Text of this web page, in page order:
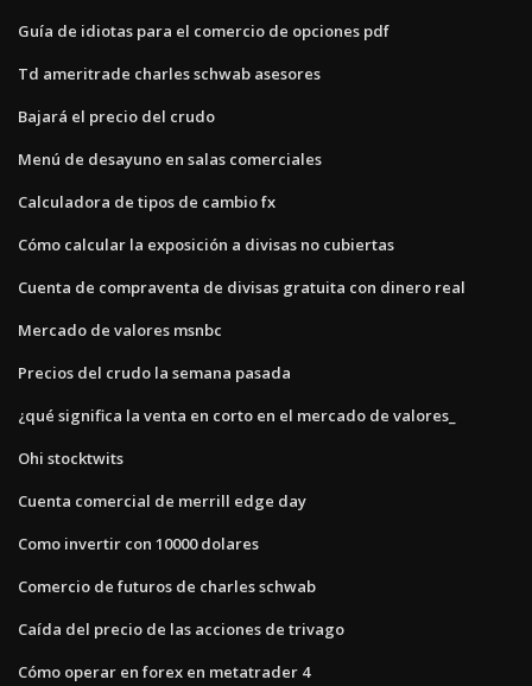
Guía de idiotas para el comercio de opciones pdf
Td ameritrade charles schwab asesores
Bajará el precio del crudo
Menú de desayuno en salas comerciales
Calculadora de tipos de cambio fx
Cómo calcular la exposición a divisas no cubiertas
Cuenta de compraventa de divisas gratuita con dinero real
Mercado de valores msnbc
Precios del crudo la semana pasada
¿qué significa la venta en corto en el mercado de valores_
Ohi stocktwits
Cuenta comercial de merrill edge day
Como invertir con 10000 dolares
Comercio de futuros de charles schwab
Caída del precio de las acciones de trivago
Cómo operar en forex en metatrader 4